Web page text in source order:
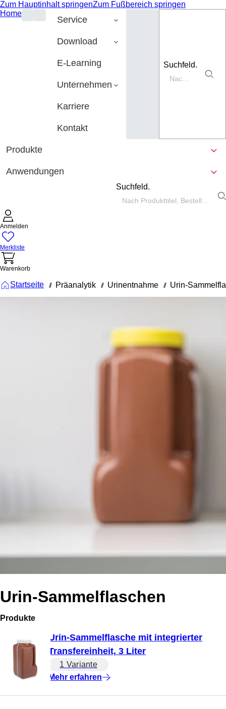
Zum Hauptinhalt springenZum Fußbereich springen
Home
Service
Download
E-Learning
Unternehmen
Karriere
Kontakt
Suchfeld.
Produkte
Anwendungen
Suchfeld.
Anmelden
Merkliste
Warenkorb
Startseite /// Präanalytik /// Urinentnahme /// Urin-
Urin-Sammelflaschen
Produkte
Urin-Sammelflasche mit integrierter
Transfereinheit, 3 Liter
1 Variante
Mehr erfahren